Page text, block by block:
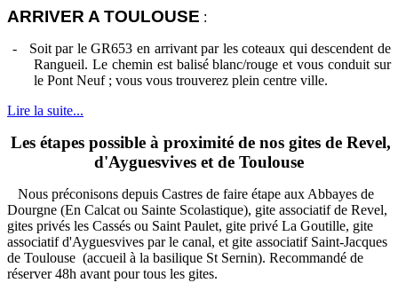
ARRIVER A TOULOUSE :
-
Soit par le GR653 en arrivant par les coteaux qui descendent de
Rangueil. Le chemin est balisé blanc/rouge et vous conduit sur
le Pont Neuf ; vous vous trouverez plein centre ville.
Lire la suite...
Les étapes possible à proximité de nos gites de Revel,
d'Ayguesvives et de Toulouse
Nous préconisons depuis Castres de faire étape aux Abbayes de
Dourgne (En Calcat ou Sainte Scolastique), gite associatif de Revel,
gites privés les Cassés ou Saint Paulet, gite privé La Goutille, gite
associatif d'Ayguesvives par le canal, et gite associatif Saint-Jacques
de Toulouse (accueil à la basilique St Sernin). Recommandé de
réserver 48h avant pour tous les gites.